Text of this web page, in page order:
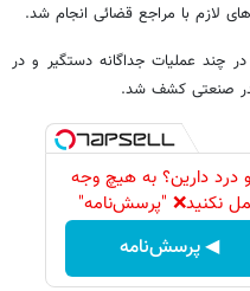
لازم با مراجع قضائی انجام شد.
چند عملیات جداگانه دستگیر و در
درد دارین؟ به هیچ وجه
نکنید❌ "پرسش‌نامه"
◀ پرسش‌نامه